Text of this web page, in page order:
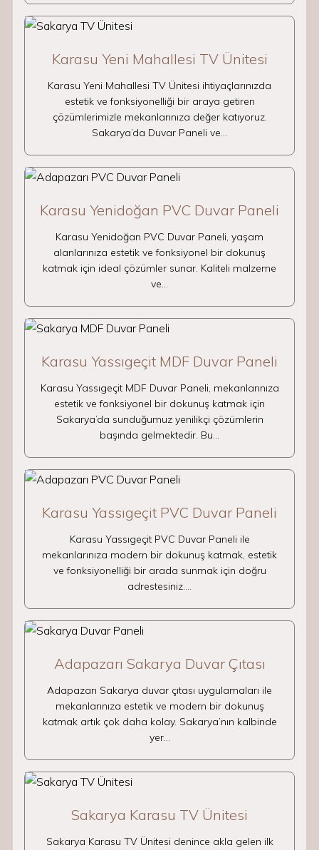
Karasu Yeni Mahallesi TV Ünitesi
Karasu Yeni Mahallesi TV Ünitesi ihtiyaçlarınızda
estetik ve fonksiyonelliği bir araya getiren
çözümlerimizle mekanlarınıza değer katıyoruz.
Sakarya’da Duvar Paneli ve…
Karasu Yenidoğan PVC Duvar Paneli
Karasu Yenidoğan PVC Duvar Paneli, yaşam
alanlarınıza estetik ve fonksiyonel bir dokunuş
katmak için ideal çözümler sunar. Kaliteli malzeme
ve…
Karasu Yassıgeçit MDF Duvar Paneli
Karasu Yassıgeçit MDF Duvar Paneli, mekanlarınıza
estetik ve fonksiyonel bir dokunuş katmak için
Sakarya’da sunduğumuz yenilikçi çözümlerin
başında gelmektedir. Bu…
Karasu Yassıgeçit PVC Duvar Paneli
Karasu Yassıgeçit PVC Duvar Paneli ile
mekanlarınıza modern bir dokunuş katmak, estetik
ve fonksiyonelliği bir arada sunmak için doğru
adrestesiniz.…
Adapazarı Sakarya Duvar Çıtası
Adapazarı Sakarya duvar çıtası uygulamaları ile
mekanlarınıza estetik ve modern bir dokunuş
katmak artık çok daha kolay. Sakarya’nın kalbinde
yer…
Sakarya Karasu TV Ünitesi
Sakarya Karasu TV Ünitesi denince akla gelen ilk